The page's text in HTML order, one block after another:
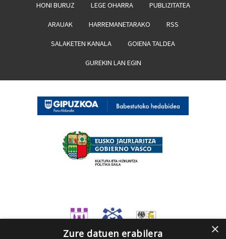
HONI BURUZ LEGE OHARRA PUBLIZITATEA
ARAUAK HARREMANETARAKO RSS
SALAKETEN KANALA GOIENA TALDEA
GUREKIN LAN EGIN
×
Zure datuen erabilera